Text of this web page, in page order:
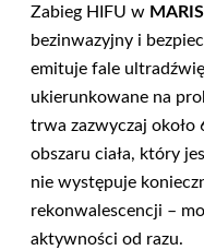
Zabieg HIFU w
bezinwazyjny i
emituje fale
ukierunkowane na
trwa zazwyczaj około
obszaru ciała, który
nie występuje
rekonwalescencji –
aktywności od razu.